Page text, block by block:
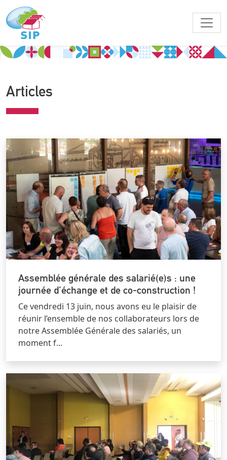
Articles
Assemblée générale des salarié(e)s : une
journée d’échange et de co-construction !
Ce vendredi 13 juin, nous avons eu le plaisir de
réunir l’ensemble de nos collaborateurs lors de
notre Assemblée Générale des salariés, un
moment f...